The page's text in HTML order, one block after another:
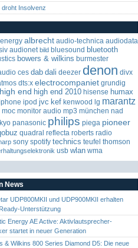
droht Insolvenz
albrecht audio-technica audiodata
audionet bild bluesound bluetooth
bowers & wilkins burmester
ces dab dali deezer denon divx
dts:x electrocompaniet grundig
high end high end 2010 hisense humax
ipod jvc kef kenwood lg marantz
moc monitor audio mp3 münchen nad
panasonic philips piega pioneer
quadral reflecta roberts radio
sony spotify technics teufel thomson
usb wlan wma
News
UDP800MKII und UDP900MKII erhalten
Unterstützung
Energy AE Active: Aktivlautsprecher-
startet in neuer Generation
& Wilkins 800 Series Diamond D5: Die neue